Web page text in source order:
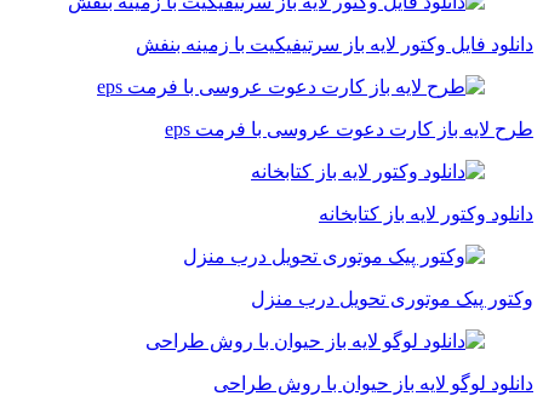
دانلود فایل وکتور لایه باز سرتیفیکیت با زمینه بنفش
طرح لایه باز کارت دعوت عروسی با فرمت eps
دانلود وکتور لایه باز کتابخانه
وکتور پیک موتوری تحویل درب منزل
دانلود لوگو لایه باز حیوان با روش طراحی